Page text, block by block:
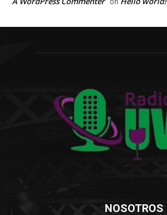
NOSOTROS